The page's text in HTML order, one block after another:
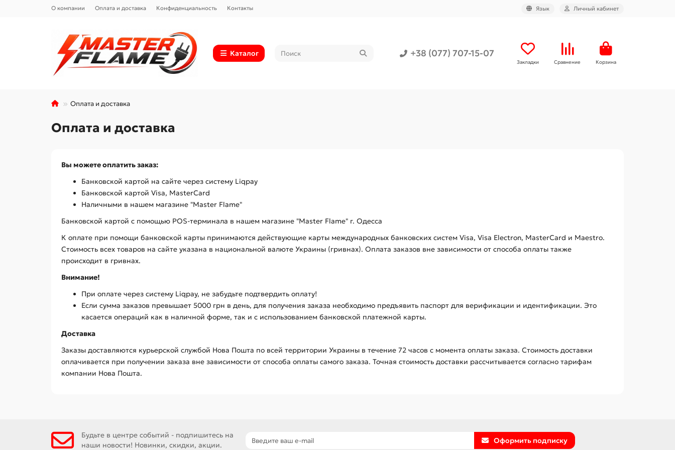
О компании Оплата и доставка Конфиденциальность Контакты Язык Личный кабинет
Каталог +38 (077) 707-15-07
Закладки Сравнение Корзина
Оплата и доставка
Оплата и доставка
Вы можете оплатить заказ:
Банковской картой на сайте через систему Liqpay
Банковской картой Visa, MasterCard
Наличными в нашем магазине "Master Flame"
Банковской картой с помощью POS-терминала в нашем магазине "Master Flame" г. Одесса
К оплате при помощи банковской карты принимаются действующие карты международных банковских систем Visa, Visa Electron, MasterCard и Maestro.
Стоимость всех товаров на сайте указана в национальной валюте Украины (гривнах). Оплата заказов вне зависимости от способа оплаты также
происходит в гривнах.
Внимание!
При оплате через систему Liqpay, не забудьте подтвердить оплату!
Если сумма заказов превышает 5000 грн в день, для получения заказа необходимо предъявить паспорт для верификации и идентификации. Это
касается операций как в наличной форме, так и с использованием банковской платежной карты.
Доставка
Заказы доставляются курьерской службой Нова Пошта по всей территории Украины в течение 72 часов с момента оплаты заказа. Стоимость доставки
оплачивается при получении заказа вне зависимости от способа оплаты самого заказа. Точная стоимость доставки рассчитывается согласно тарифам
компании Нова Пошта.
Будьте в центре событий - подпишитесь на
наши новости! Новинки, скидки, акции.
Оформить подписку